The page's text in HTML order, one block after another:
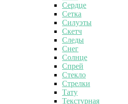
Сердце
Сетка
Силуэты
Скетч
Следы
Снег
Солнце
Спрей
Стекло
Стрелки
Тату
Текстурная